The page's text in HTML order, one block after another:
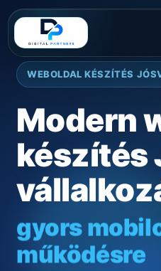
WEBOLDAL KÉSZÍTÉS
Modern
készítés
gyors
működésre